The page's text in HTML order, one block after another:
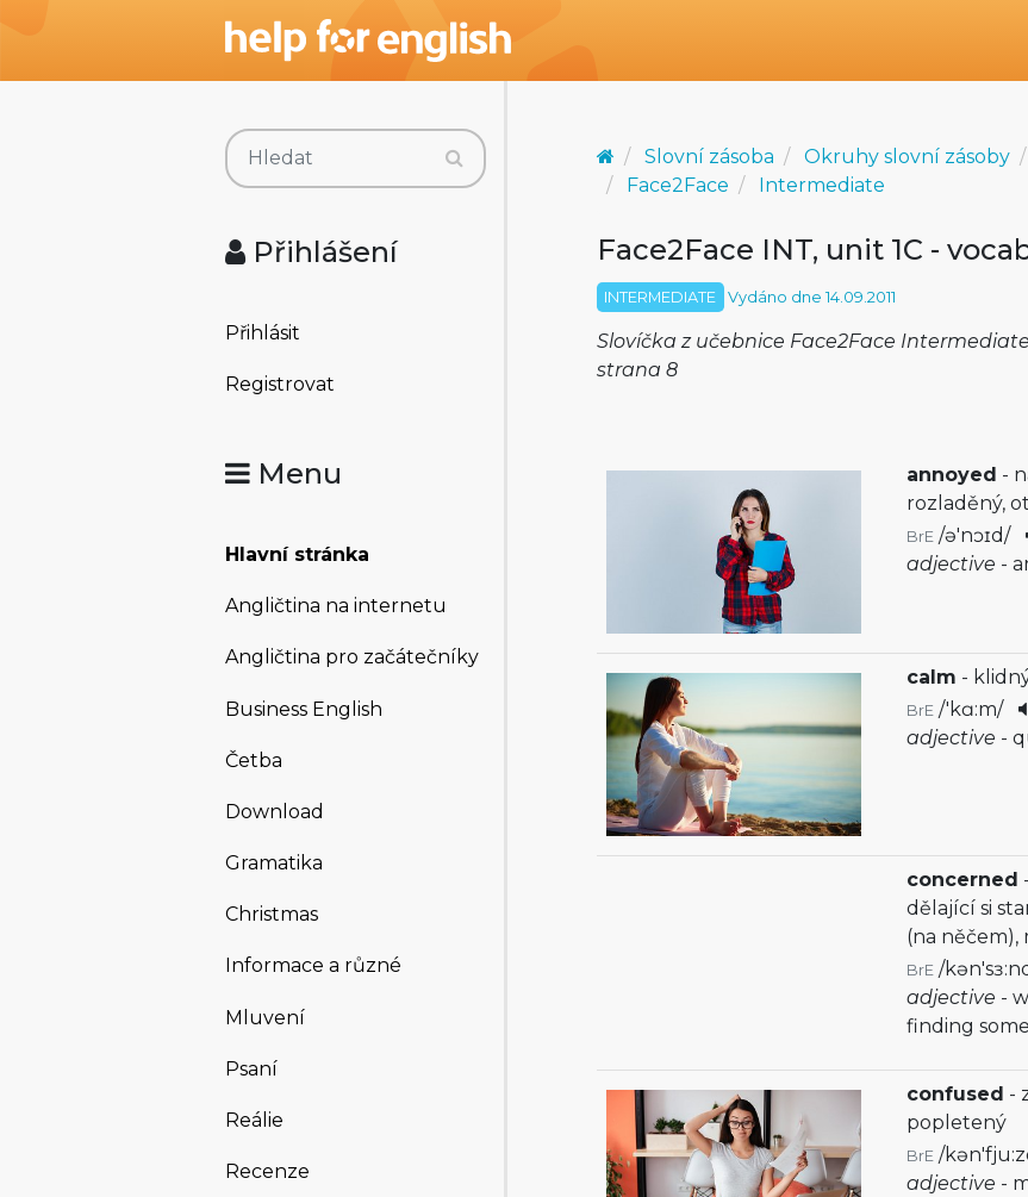
Přihlášení
Přihlásit
Registrovat
Menu
Hlavní stránka
Angličtina na internetu
Angličtina pro začátečníky
Business English
Četba
Download
Gramatika
Christmas
Informace a různé
Mluvení
Psaní
Reálie
Recenze
Slovní zásoba Okruhy slovní zásoby
Face2Face
Intermediate
Face2Face INT, unit 1C -
INTERMEDIATE Vydáno dne 14.09.2011
Slovíčka z učebnice Face2Face
strana 8
annoyed -
rozladěný,
BrE /ə'nɔɪd/
adjective -
calm -
BrE /'kɑ:m/
adjective -
concerned
dělající si
(na něčem),
BrE /
adjective -
finding
confused -
popletený
BrE /
adjective -